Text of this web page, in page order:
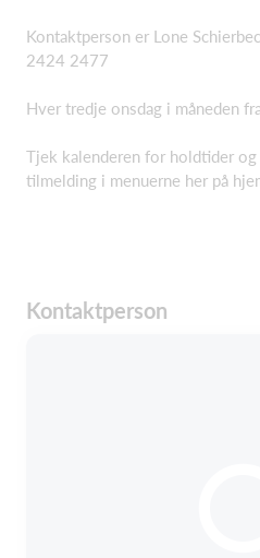
Kontaktperson er Lone
2424 2477
Hver tredje onsdag i måneden
Tjek kalenderen for holdtider
tilmelding i menuerne her på
Kontaktperson